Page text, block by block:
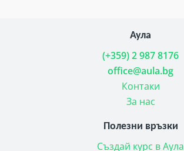
Аула
(+359) 2 987 8176
office@aula.bg
Контаки
За нас
Полезни връзки
Създай курс в Аула